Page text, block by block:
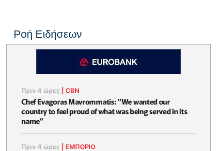
Ροή Ειδήσεων
Πριν 4 ώρες |CBN
Chef Evagoras Mavrommatis: “We wanted our
country to feel proud of what was being served in its
name”
Πριν 4 ώρες ΕΜΠΟΡΙΟ